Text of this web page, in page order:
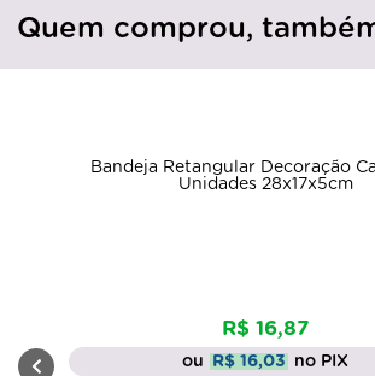
Quem comprou,
Bandeja Retangular Decoração
Unidades 28x17x5cm
R$ 16,87
ou R$ 16,03 no PIX